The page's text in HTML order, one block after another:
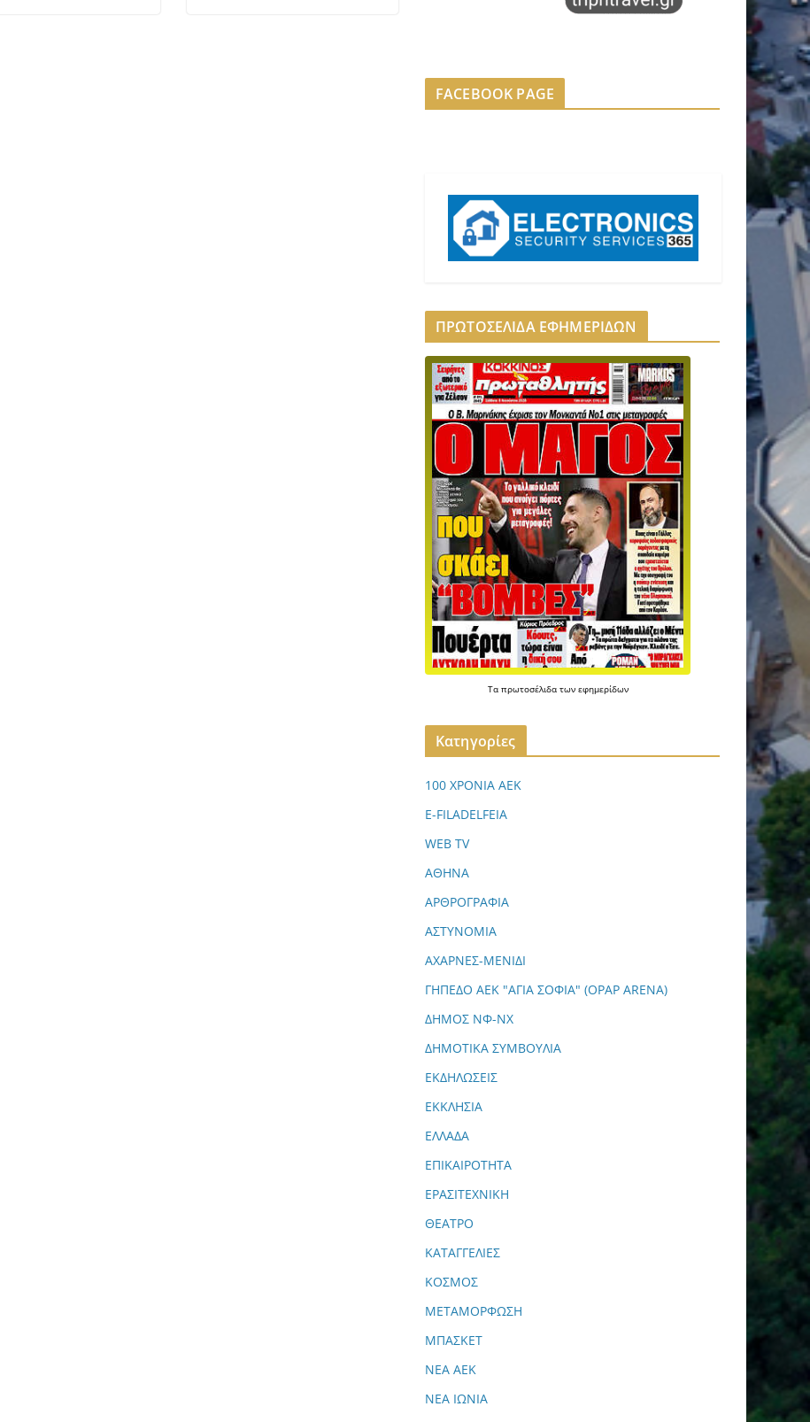
FACEBOOK PAGE
ΠΡΩΤΟΣΕΛΙΔΑ ΕΦΗΜΕΡΙΔΩΝ
Τα πρωτοσέλιδα των εφημερίδων
Kατηγορίες
100 ΧΡΟΝΙΑ ΑΕΚ
E-FILADELFEIA
WEB TV
ΑΘΗΝΑ
ΑΡΘΡΟΓΡΑΦΙΑ
ΑΣΤΥΝΟΜΙΑ
ΑΧΑΡΝΕΣ-ΜΕΝΙΔΙ
ΓΗΠΕΔΟ ΑΕΚ "ΑΓΙΑ ΣΟΦΙΑ" (OPAP ARENA)
ΔΗΜΟΣ ΝΦ-ΝΧ
ΔΗΜΟΤΙΚΑ ΣΥΜΒΟΥΛΙΑ
ΕΚΔΗΛΩΣΕΙΣ
ΕΚΚΛΗΣΙΑ
ΕΛΛΑΔΑ
ΕΠΙΚΑΙΡΟΤΗΤΑ
ΕΡΑΣΙΤΕΧΝΙΚΗ
ΘΕΑΤΡΟ
ΚΑΤΑΓΓΕΛΙΕΣ
ΚΟΣΜΟΣ
ΜΕΤΑΜΟΡΦΩΣΗ
ΜΠΑΣΚΕΤ
ΝΕΑ ΑΕΚ
ΝΕΑ ΙΩΝΙΑ